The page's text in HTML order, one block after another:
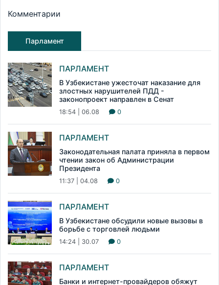
Комментарии
Парламент
ПАРЛАМЕНТ
В Узбекистане ужесточат наказание для
злостных нарушителей ПДД -
законопроект направлен в Сенат
18:54 | 06.08 0
ПАРЛАМЕНТ
Законодательная палата приняла в первом
чтении закон об Администрации
Президента
11:37 | 04.08 0
ПАРЛАМЕНТ
В Узбекистане обсудили новые вызовы в
борьбе с торговлей людьми
14:24 | 30.07 0
ПАРЛАМЕНТ
Банки и интернет-провайдеров обяжут